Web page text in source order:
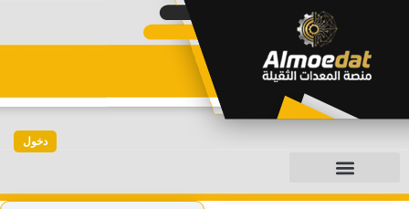
دخول